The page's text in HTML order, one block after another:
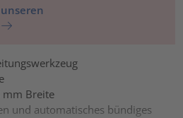
mm Breite
und automatisches bündiges